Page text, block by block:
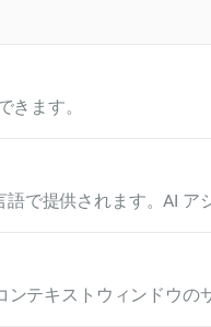
きます。
で提供されます。AI
テキストウィンドウ